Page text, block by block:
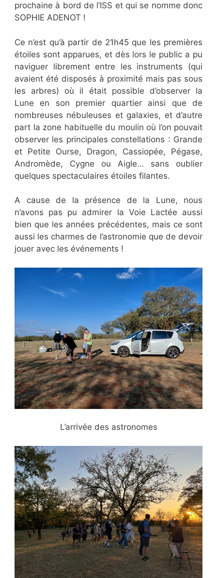
prochaine à bord de l’ISS et qui se nomme donc
SOPHIE ADENOT !
Ce n’est qu’à partir de 21h45 que les premières
étoiles sont apparues, et dès lors le public a pu
naviguer librement entre les instruments (qui
avaient été disposés à proximité mais pas sous
les arbres) où il était possible d’observer la
Lune en son premier quartier ainsi que de
nombreuses nébuleuses et galaxies, et d’autre
part la zone habituelle du moulin où l’on pouvait
observer les principales constellations : Grande
et Petite Ourse, Dragon, Cassiopée, Pégase,
Andromède, Cygne ou Aigle… sans oublier
quelques spectaculaires étoiles filantes.
A cause de la présence de la Lune, nous
n’avons pas pu admirer la Voie Lactée aussi
bien que les années précédentes, mais ce sont
aussi les charmes de l’astronomie que de devoir
jouer avec les événements !
L’arrivée des astronomes